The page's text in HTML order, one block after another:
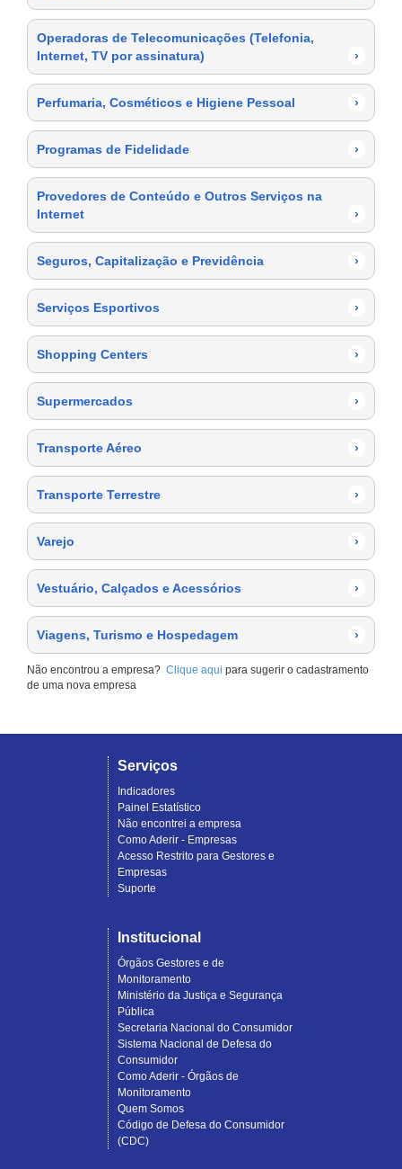
Operadoras de Telecomunicações (Telefonia,
Internet, TV por assinatura)
›
Perfumaria, Cosméticos e Higiene Pessoal ›
Programas de Fidelidade ›
Provedores de Conteúdo e Outros Serviços na
Internet
›
Seguros, Capitalização e Previdência ›
Serviços Esportivos ›
Shopping Centers ›
Supermercados ›
Transporte Aéreo ›
Transporte Terrestre ›
Varejo ›
Vestuário, Calçados e Acessórios ›
Viagens, Turismo e Hospedagem ›
Não encontrou a empresa? Clique aqui para sugerir o cadastramento
de uma nova empresa
Serviços
Indicadores
Painel Estatístico
Não encontrei a empresa
Como Aderir - Empresas
Acesso Restrito para Gestores e
Empresas
Suporte
Institucional
Órgãos Gestores e de
Monitoramento
Ministério da Justiça e Segurança
Pública
Secretaria Nacional do Consumidor
Sistema Nacional de Defesa do
Consumidor
Como Aderir - Órgãos de
Monitoramento
Quem Somos
Código de Defesa do Consumidor
(CDC)